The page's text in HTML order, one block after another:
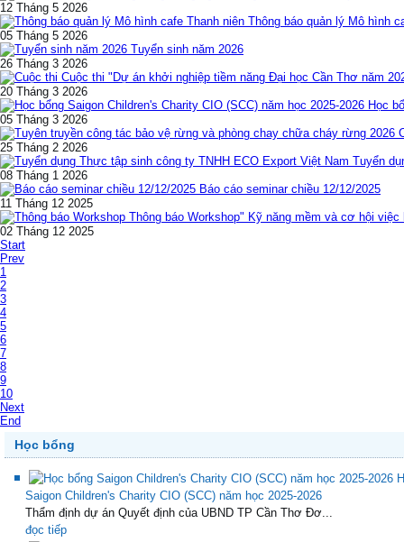
12 Tháng 5 2026
Thông báo quản lý Mô hình
05 Tháng 5 2026
Tuyển sinh năm 2026
26 Tháng 3 2026
Cuộc thi "Dự án khởi nghiệp tiềm năng Đại học Cần Thơ năm
20 Tháng 3 2026
Học
05 Tháng 3 2026
25 Tháng 2 2026
Tuyển
08 Tháng 1 2026
Báo cáo seminar chiều 12/12/2025
11 Tháng 12 2025
Thông báo Workshop" Kỹ năng mềm và cơ hội việc
02 Tháng 12 2025
Start
Prev
1
2
3
4
5
6
7
8
9
10
Next
End
Học bổng
Saigon Children's Charity CIO (SCC) năm học 2025-2026
Thẩm định dự án Quyết định của UBND TP Cần Thơ Đơ...
đọc tiếp